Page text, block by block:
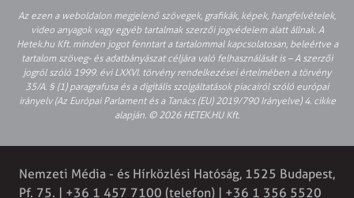
Az ezen a weboldalon megjelenő szövegek, grafikák, képek, hangfelvételek,
video anyagok vagy egyéb tartalmak szerzői jogvédelem alatt állnak. A
Hetek.hu Kft. minden jogot fenntart a tartalommal kapcsolatosan, beleértve a
tartalom szöveg- és adatbányászat céljára való felhasználását is – A szerzői
jogról szóló 1999. évi LXXVI. törvény rendelkezései értelmében a törvény
35/A. § (1) paragrafusa és a digitális szolgáltatások piacairól szóló európai
irányelv (Az Európai Parlament és a Tanács (EU) 2019/790 Irányelve) 4. cikke
alapján. © 2026 HETEK.HU Kft.
Nemzeti Média - és Hírközlési Hatóság, 1525 Budapest,
Pf. 75. | +36 1 457 7100 (telefon) | +36 1 356 5520